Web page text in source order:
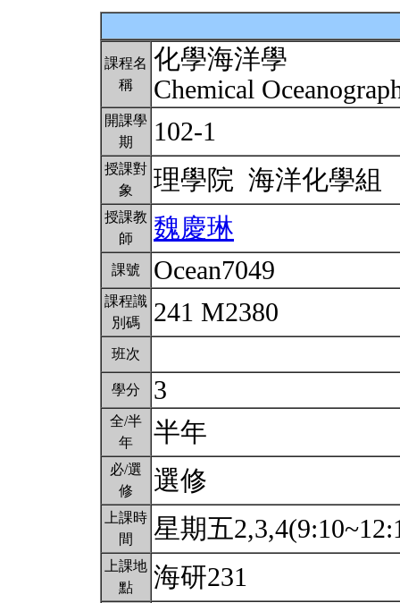
課程名
稱
化學海洋學
Chemical
開課學
期
102-1
授課對
象
理學院 海洋化學組
授課教
師
魏慶琳
課號 Ocean7049
課程識
別碼
241 M2380
班次
學分 3
全/半
年
半年
必/選
修
選修
上課時
間
星期五
上課地
點
海研231